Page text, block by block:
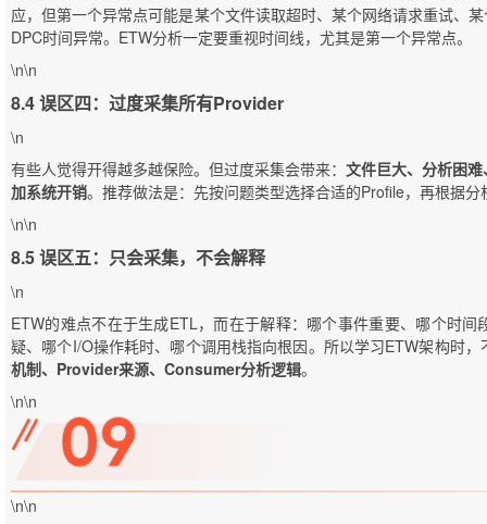
应，但第一个异常点可能是某个文件读取超时、某个网络请求重试、
DPC时间异常。ETW分析一定要重视时间线，尤其是第一个异常点。
\n\n
8.4 误区四：过度采集所有Provider
\n
有些人觉得开得越多越保险。但过度采集会带来： 文件巨大、分析困
加系统开销。推荐做法是：先按问题类型选择合适的Profile，再根据
\n\n
8.5 误区五：只会采集，不会解释
\n
ETW的难点不在于生成ETL，而在于解释：哪个事件重要、哪个时
疑、哪个I/O操作耗时、哪个调用栈指向根因。所以学习ETW架构时
机制、Provider来源、Consumer分析逻辑。
\n\n
\n\n